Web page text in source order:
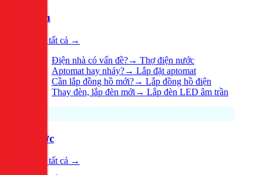
Điện
Xem tất cả →
Điện nhà có vấn đề?→ Thợ điện nước
Aptomat hay nhảy?→ Lắp đặt aptomat
Cần lắp đồng hồ mới?→ Lắp đồng hồ điện
Thay đèn, lắp đèn mới → Lắp đèn LED âm trần
Nước
Xem tất cả →